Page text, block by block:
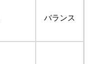
バランス